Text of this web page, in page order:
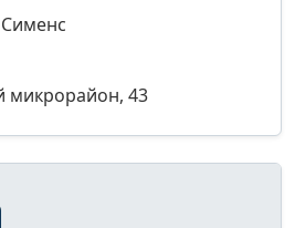
микрорайон, 43